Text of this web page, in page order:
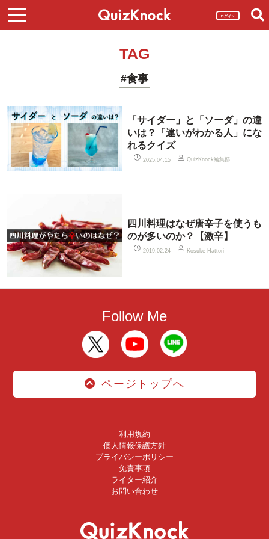
ログイン
TAG
#食事
「サイダー」と「ソーダ」の違
いは？「違いがわかる人」にな
れるクイズ
2025.04.15 QuizKnock編集部
四川料理はなぜ唐辛子を使うも
のが多いのか？【激辛】
2019.02.24 Kosuke Hattori
Follow Me
ページトップへ
利用規約
個人情報保護方針
プライバシーポリシー
免責事項
ライター紹介
お問い合わせ